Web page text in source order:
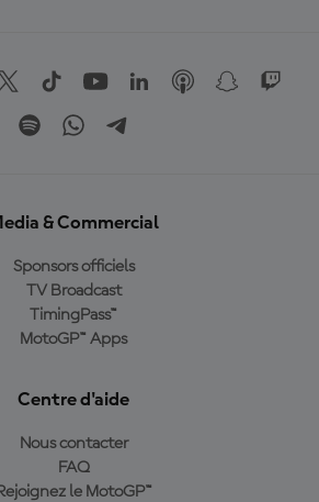
& Commercial
Sponsors officiels
TV Broadcast
TimingPass™
MotoGP™ Apps
Centre d'aide
Nous contacter
FAQ
le MotoGP™